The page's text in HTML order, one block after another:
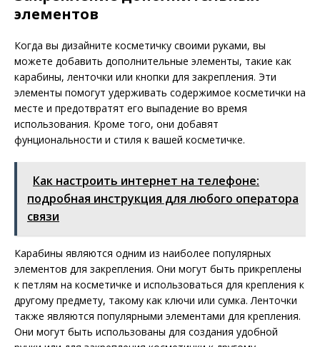
элементов
Когда вы дизайните косметичку своими руками, вы
можете добавить дополнительные элементы, такие как
карабины, ленточки или кнопки для закрепления. Эти
элементы помогут удерживать содержимое косметички на
месте и предотвратят его выпадение во время
использования. Кроме того, они добавят
фунциональности и стиля к вашей косметичке.
Как настроить интернет на телефоне:
подробная инструкция для любого оператора
связи
Карабины являются одним из наиболее популярных
элементов для закрепления. Они могут быть прикреплены
к петлям на косметичке и использоваться для крепления к
другому предмету, такому как ключи или сумка. Ленточки
также являются популярными элементами для крепления.
Они могут быть использованы для создания удобной